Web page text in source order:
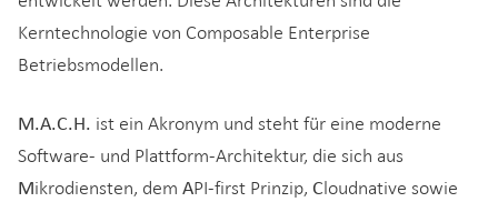
Kerntechnologie von Composable Enterprise
Betriebsmodellen.
M.A.C.H. ist ein Akronym und steht für eine moderne
Software- und Plattform-Architektur, die sich aus
Mikrodiensten, dem API-first Prinzip, Cloudnative sowie